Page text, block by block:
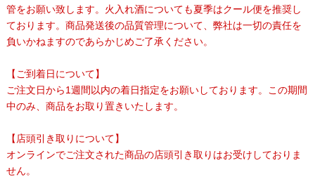
管をお願い致します。火入れ酒についても夏季はクール便を推奨し
ております。商品発送後の品質管理について、弊社は一切の責任を
負いかねますのであらかじめご了承ください。
【ご到着日について】
ご注文日から1週間以内の着日指定をお願いしております。この期間
中のみ、商品をお取り置きいたします。
【店頭引き取りについて】
オンラインでご注文された商品の店頭引き取りはお受けしておりま
せん。